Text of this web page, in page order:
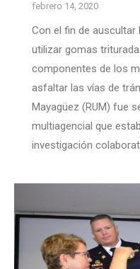
febrero 14, 2020
Con el fin de
utilizar gomas
componentes de los
asfaltar las vías de
Mayagüez (RUM) fue
multiagencial que
investigación